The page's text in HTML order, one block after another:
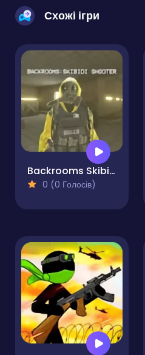
Схожі ігри
Backrooms Skibidi Shooter
0 (0 Голосів)